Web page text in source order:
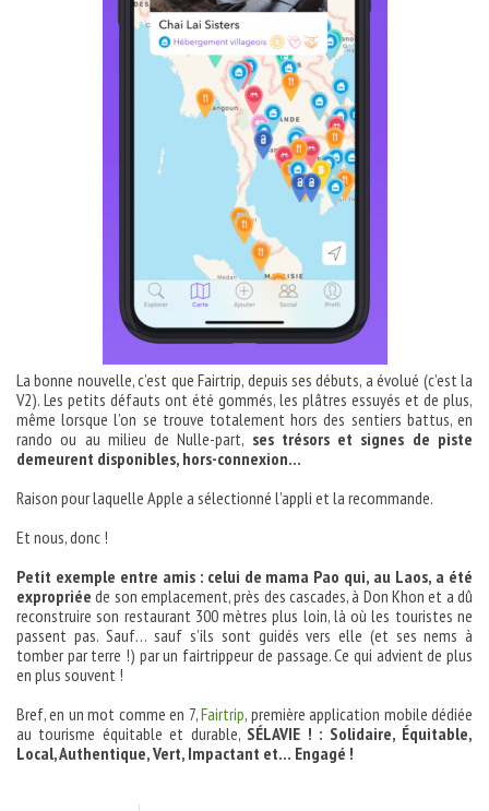
La bonne nouvelle, c’est que Fairtrip, depuis ses débuts, a évolué (c’est la
V2). Les petits défauts ont été gommés, les plâtres essuyés et de plus,
même lorsque l’on se trouve totalement hors des sentiers battus, en
rando ou au milieu de Nulle-part, ses trésors et signes de piste
demeurent disponibles, hors-connexion…
Raison pour laquelle Apple a sélectionné l’appli et la recommande.
Et nous, donc !
Petit exemple entre amis : celui de mama Pao qui, au Laos, a été
expropriée de son emplacement, près des cascades, à Don Khon et a dû
reconstruire son restaurant 300 mètres plus loin, là où les touristes ne
passent pas. Sauf… sauf s’ils sont guidés vers elle (et ses nems à
tomber par terre !) par un fairtrippeur de passage. Ce qui advient de plus
en plus souvent !
Bref, en un mot comme en 7,Fairtrip, première application mobile dédiée
au tourisme équitable et durable, SÉLAVIE ! : Solidaire, Équitable,
Local, Authentique, Vert, Impactant et… Engagé !